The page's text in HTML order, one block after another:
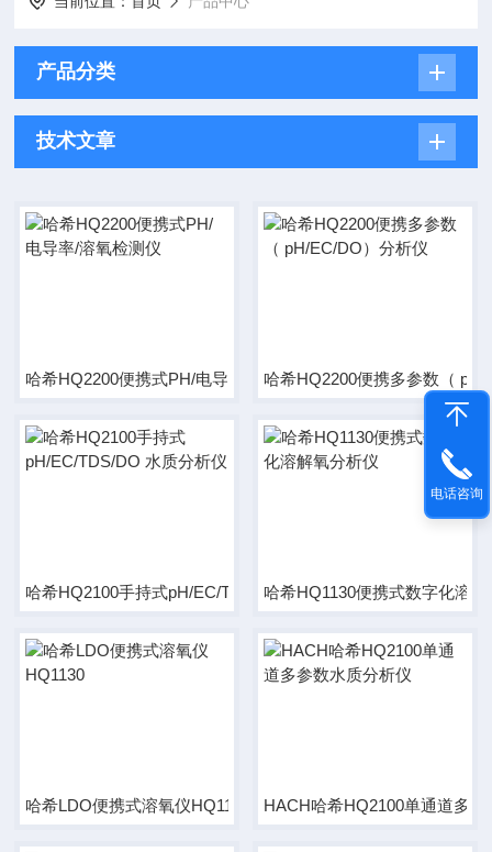
产品分类
技术文章
哈希HQ2200便携式PH/电导率/溶氧检测仪哈希HQ2200便携多参数（
哈希HQ2100手持式pH/EC/TDS/DO 水质分析仪哈希HQ1130便携式数字化溶
哈希LDO便携式溶氧仪HQ1130 HACH哈希HQ2100单通道多
电话咨询